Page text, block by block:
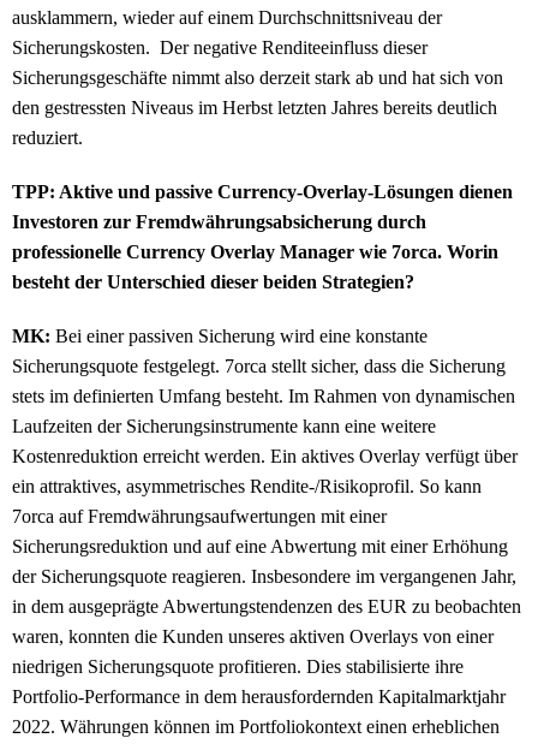
ausklammern, wieder auf einem Durchschnittsniveau der
Sicherungskosten. Der negative Renditeeinfluss dieser
Sicherungsgeschäfte nimmt also derzeit stark ab und hat sich von
den gestressten Niveaus im Herbst letzten Jahres bereits deutlich
reduziert.
TPP: Aktive und passive Currency-Overlay-Lösungen dienen
Investoren zur Fremdwährungsabsicherung durch
professionelle Currency Overlay Manager wie 7orca. Worin
besteht der Unterschied dieser beiden Strategien?
MK: Bei einer passiven Sicherung wird eine konstante
Sicherungsquote festgelegt. 7orca stellt sicher, dass die Sicherung
stets im definierten Umfang besteht. Im Rahmen von dynamischen
Laufzeiten der Sicherungsinstrumente kann eine weitere
Kostenreduktion erreicht werden. Ein aktives Overlay verfügt über
ein attraktives, asymmetrisches Rendite-/Risikoprofil. So kann
7orca auf Fremdwährungsaufwertungen mit einer
Sicherungsreduktion und auf eine Abwertung mit einer Erhöhung
der Sicherungsquote reagieren. Insbesondere im vergangenen Jahr,
in dem ausgeprägte Abwertungstendenzen des EUR zu beobachten
waren, konnten die Kunden unseres aktiven Overlays von einer
niedrigen Sicherungsquote profitieren. Dies stabilisierte ihre
Portfolio-Performance in dem herausfordernden Kapitalmarktjahr
2022. Währungen können im Portfoliokontext einen erheblichen